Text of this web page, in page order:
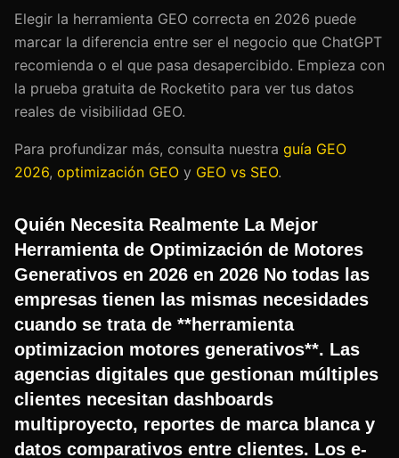
Elegir la herramienta GEO correcta en 2026 puede
marcar la diferencia entre ser el negocio que ChatGPT
recomienda o el que pasa desapercibido. Empieza con
la prueba gratuita de Rocketito para ver tus datos
reales de visibilidad GEO.
Para profundizar más, consulta nuestra guía GEO
2026, optimización GEO y GEO vs SEO.
Quién Necesita Realmente La Mejor
Herramienta de Optimización de Motores
Generativos en 2026 en 2026 No todas las
empresas tienen las mismas necesidades
cuando se trata de **herramienta
optimizacion motores generativos**. Las
agencias digitales que gestionan múltiples
clientes necesitan dashboards
multiproyecto, reportes de marca blanca y
datos comparativos entre clientes. Los e-